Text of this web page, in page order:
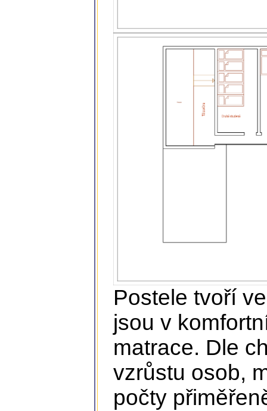
Postele tvoří
jsou v
matrace. Dle
vzrůstu osob,
počty